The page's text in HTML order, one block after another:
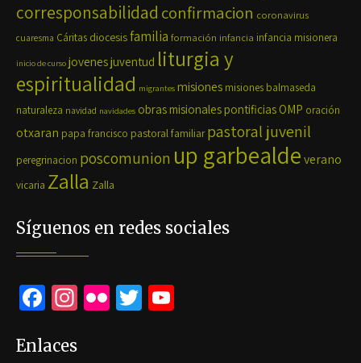
corresponsabilidad confirmacion coronavirus
cuaresma Cáritas diocesisfamilia formación infancia infancia misionera
inicio de curso jovenesjuventud liturgia y
espiritualidad migrantes misiones misiones balmaseda
naturaleza navidad navidades obras misionales pontificias OMP oración
otxaran papa francisco pastoral familiar pastoral juvenil
peregrinacion poscomunion up garbealdeverano
vicaria Zalla Zalla
Síguenos en redes sociales
Fa
b
In Fli T
Enlaces